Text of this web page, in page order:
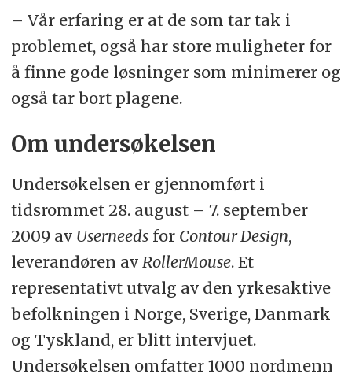
– Vår erfaring er at de som tar tak i
problemet, også har store muligheter for
å finne gode løsninger som minimerer og
også tar bort plagene.
Om undersøkelsen
Undersøkelsen er gjennomført i
tidsrommet 28. august – 7. september
2009 av Userneedsfor Contour Design,
leverandøren av RollerMouse. Et
representativt utvalg av den yrkesaktive
befolkningen i Norge, Sverige, Danmark
og Tyskland, er blitt intervjuet.
Undersøkelsen omfatter 1000 nordmenn